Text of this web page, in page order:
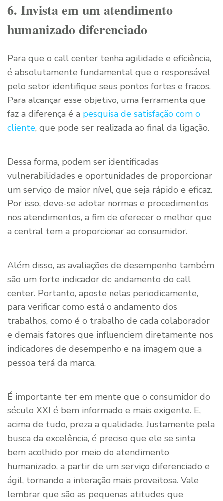
6. Invista em um atendimento
humanizado diferenciado
Para que o call center tenha agilidade e eficiência,
é absolutamente fundamental que o responsável
pelo setor identifique seus pontos fortes e fracos.
Para alcançar esse objetivo, uma ferramenta que
faz a diferença é a pesquisa de satisfação com o
cliente, que pode ser realizada ao final da ligação.
Dessa forma, podem ser identificadas
vulnerabilidades e oportunidades de proporcionar
um serviço de maior nível, que seja rápido e eficaz.
Por isso, deve-se adotar normas e procedimentos
nos atendimentos, a fim de oferecer o melhor que
a central tem a proporcionar ao consumidor.
Além disso, as avaliações de desempenho também
são um forte indicador do andamento do call
center. Portanto, aposte nelas periodicamente,
para verificar como está o andamento dos
trabalhos, como é o trabalho de cada colaborador
e demais fatores que influenciem diretamente nos
indicadores de desempenho e na imagem que a
pessoa terá da marca.
É importante ter em mente que o consumidor do
século XXI é bem informado e mais exigente. E,
acima de tudo, preza a qualidade. Justamente pela
busca da excelência, é preciso que ele se sinta
bem acolhido por meio do atendimento
humanizado, a partir de um serviço diferenciado e
ágil, tornando a interação mais proveitosa. Vale
lembrar que são as pequenas atitudes que